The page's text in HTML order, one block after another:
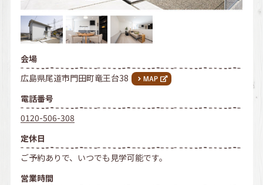
会場
広島県尾道市門田町竜王台38
電話番号
0120-506-308
定休日
ご予約ありで、いつでも見学可能です。
営業時間